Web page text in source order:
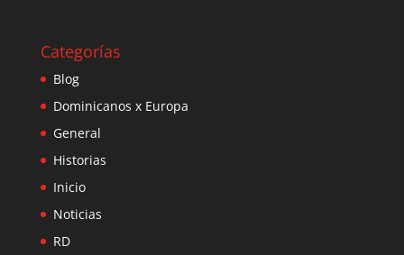
Categorías
Blog
Dominicanos x Europa
General
Historias
Inicio
Noticias
RD